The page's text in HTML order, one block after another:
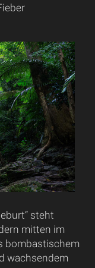
steht
mitten im
bombastischem
wachsendem